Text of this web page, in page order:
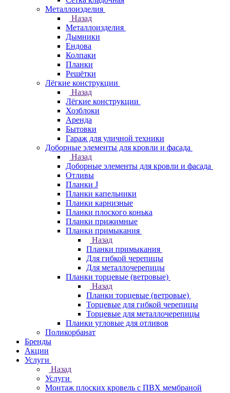
Металлоизделия
Назад
Металлоизделия
Дымники
Ендова
Колпаки
Планки
Решётки
Лёгкие конструкции
Назад
Лёгкие конструкции
Хозблоки
Аренда
Бытовки
Гараж для уличной техники
Доборные элементы для кровли и фасада
Назад
Доборные элементы для кровли и фасада
Отливы
Планки J
Планки капельники
Планки карнизные
Планки плоского конька
Планки прижимные
Планки примыкания
Назад
Планки примыкания
Для гибкой черепицы
Для металлочерепицы
Планки торцевые (ветровые)
Назад
Планки торцевые (ветровые)
Торцевые для гибкой черепицы
Торцевые для металлочерепицы
Планки угловые для отливов
Поликорбанат
Бренды
Акции
Услуги
Назад
Услуги
Монтаж плоских кровель с ПВХ мембраной